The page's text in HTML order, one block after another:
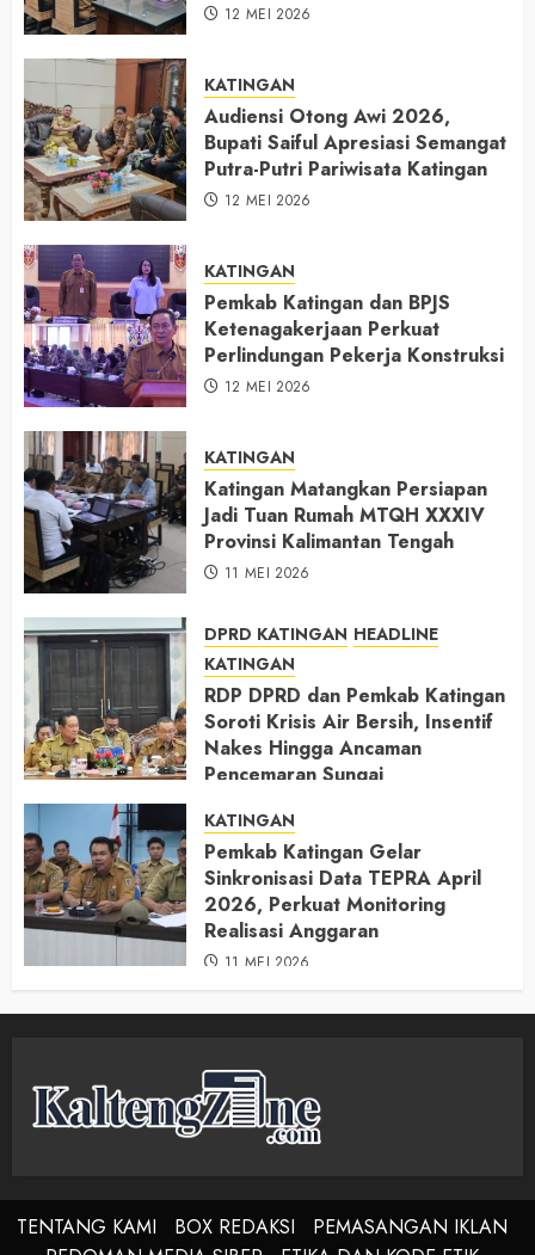
12 MEI 2026
KATINGAN
Audiensi Otong Awi 2026,
Bupati Saiful Apresiasi Semangat
Putra-Putri Pariwisata Katingan
12 MEI 2026
KATINGAN
Pemkab Katingan dan BPJS
Ketenagakerjaan Perkuat
Perlindungan Pekerja Konstruksi
12 MEI 2026
KATINGAN
Katingan Matangkan Persiapan
Jadi Tuan Rumah MTQH XXXIV
Provinsi Kalimantan Tengah
11 MEI 2026
DPRD KATINGAN HEADLINE
KATINGAN
RDP DPRD dan Pemkab Katingan
Soroti Krisis Air Bersih, Insentif
Nakes Hingga Ancaman
Pencemaran Sungai
KATINGAN
Pemkab Katingan Gelar
Sinkronisasi Data TEPRA April
2026, Perkuat Monitoring
Realisasi Anggaran
11 MEI 2026
TENTANG KAMI BOX REDAKSI
PEMASANGAN IKLAN